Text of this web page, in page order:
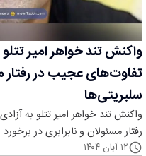
واکنش تند خواهر امیر
تفاوت‌های عجیب در رفتار
سلبریتی‌ها
واکنش تند خواهر امیر تتلو به
رفتار مسئولان و نابرابری در
۱۲ آبان ۱۴۰۴